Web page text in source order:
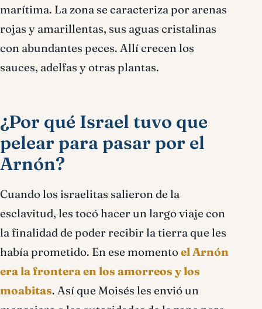
marítima. La zona se caracteriza por arenas
rojas y amarillentas, sus aguas cristalinas
con abundantes peces. Allí crecen los
sauces, adelfas y otras plantas.
¿Por qué Israel tuvo que
pelear para pasar por el
Arnón?
Cuando los israelitas salieron de la
esclavitud, les tocó hacer un largo viaje con
la finalidad de poder recibir la tierra que les
había prometido. En ese momentoel Arnón
era la frontera en los amorreos y los
moabitas. Así que Moisés les envió un